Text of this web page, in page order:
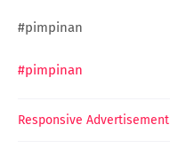
#pimpinan
#pimpinan
Responsive Advertisement